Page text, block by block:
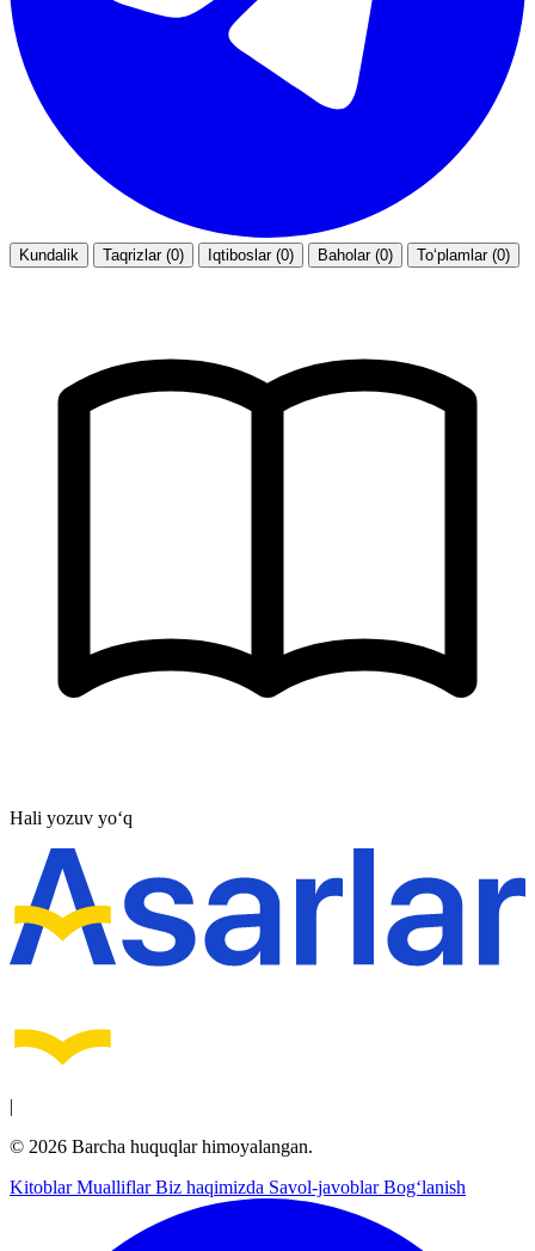
Kundalik Taqrizlar (0) Iqtiboslar (0) Baholar (0) To‘plamlar (0)
Hali yozuv yo‘q
|
© 2026 Barcha huquqlar himoyalangan.
KitoblarMualliflarBiz haqimizda Savol-javoblarBog‘lanish